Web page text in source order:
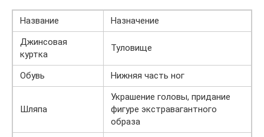
Название
Назначение
Джинсовая
куртка
Туловище
Обувь Нижняя часть ног
Шляпа
Украшение головы, придание
фигуре экстравагантного
образа